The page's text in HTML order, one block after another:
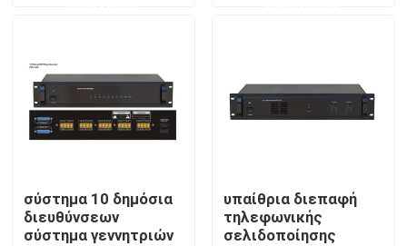
Μας ελάτε σε επαφή με
Ειδήσεις
Ενισχυτής συστημάτων PA
σύστημα 10 δημόσια
διευθύνσεων
σύστημα γεννητριών
υπαίθρια διεπαφή
τηλεφωνικής
σελιδοποίησης